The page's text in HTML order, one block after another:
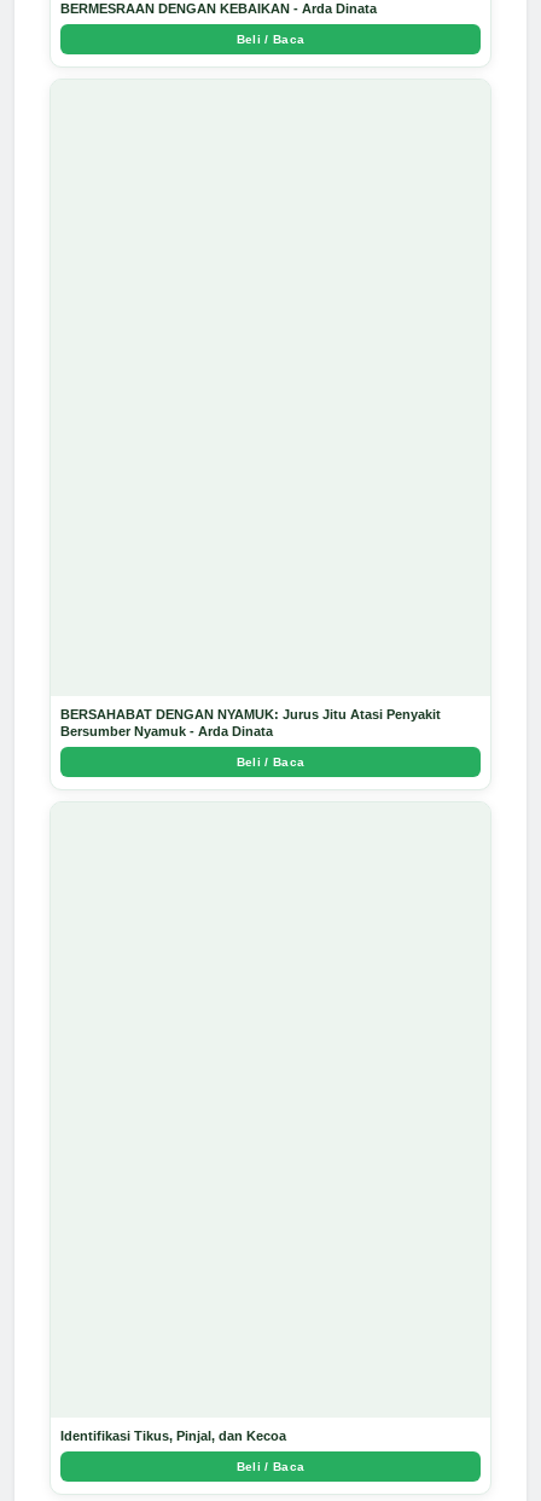
BERMESRAAN DENGAN KEBAIKAN - Arda Dinata
Beli / Baca
BERSAHABAT DENGAN NYAMUK: Jurus Jitu Atasi Penyakit
Bersumber Nyamuk - Arda Dinata
Beli / Baca
Identifikasi Tikus, Pinjal, dan Kecoa
Beli / Baca